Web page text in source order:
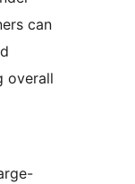
can
overall